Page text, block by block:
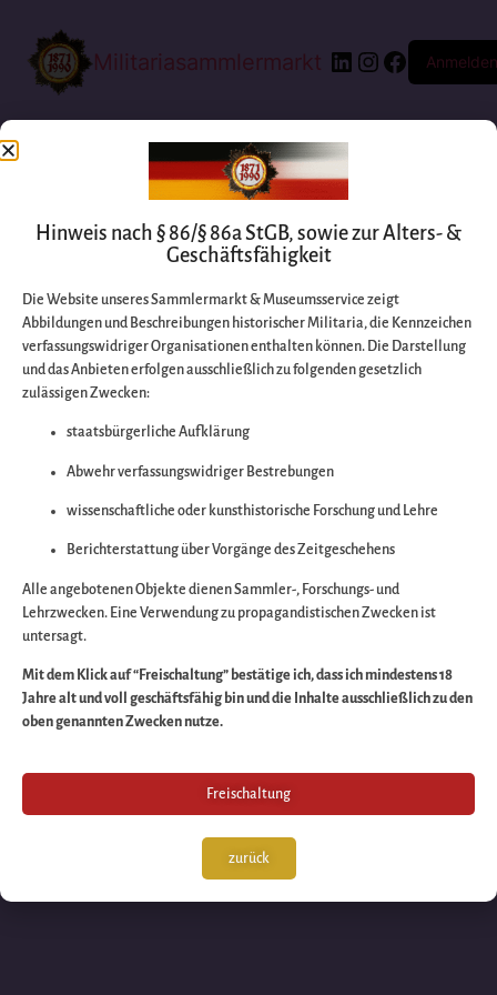
Militariasammlermarkt Anmelden
Entschuldigen Sie
bitte die
Wir arbeiten an
großartigen Sache
schauen Sie bald
wieder vorbei!
Hinweis nach § 86/§ 86a StGB, sowie zur Alters- &
Geschäftsfähigkeit
Die Website unseres Sammlermarkt & Museumsservice zeigt
Abbildungen und Beschreibungen historischer Militaria, die Kennzeichen
verfassungswidriger Organisationen enthalten können. Die Darstellung
und das Anbieten erfolgen ausschließlich zu folgenden gesetzlich
zulässigen Zwecken:
staatsbürgerliche Aufklärung
Abwehr verfassungswidriger Bestrebungen
wissenschaftliche oder kunsthistorische Forschung und Lehre
Berichterstattung über Vorgänge des Zeitgeschehens
Alle angebotenen Objekte dienen Sammler-, Forschungs- und
Lehrzwecken. Eine Verwendung zu propagandistischen Zwecken ist
untersagt.
Mit dem Klick auf “Freischaltung” bestätige ich, dass ich mindestens 18
Jahre alt und voll geschäftsfähig bin und die Inhalte ausschließlich zu den
oben genannten Zwecken nutze.
Freischaltung
zurück